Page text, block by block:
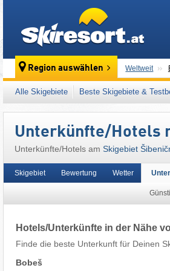
Region auswählen Weltweit
Dieses
Alle Skigebiete Beste Skigebiete &
Unterkünfte/Hotels
Unterkünfte/Hotels am Skigebiet
Skigebiet Bewertung Wetter
Hotels/Unterkünfte in der Nähe
Finde die beste Unterkunft für Deinen
Bobeš